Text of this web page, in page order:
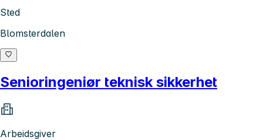
Sted
Blomsterdalen
Senioringeniør teknisk sikkerhet
Arbeidsgiver